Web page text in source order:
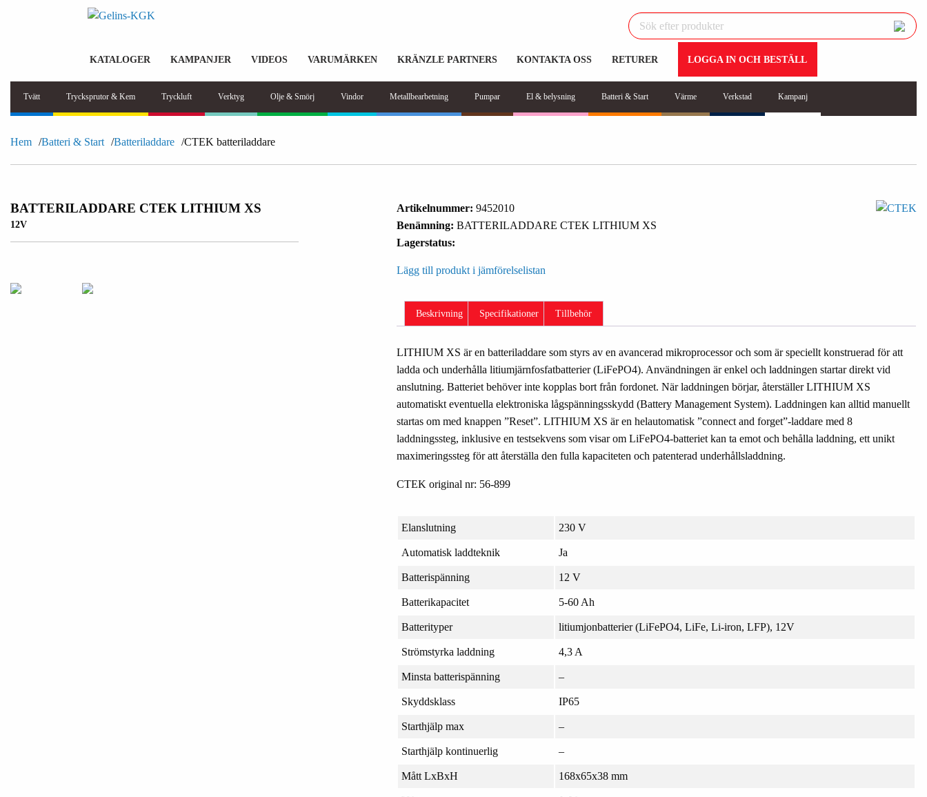
KATALOGER KAMPANJER VIDEOS VARUMÄRKEN KRÄNZLE PARTNERS KONTAKTA OSS RETURER LOGGA IN OCH BESTÄLL
Tvätt Trycksprutor & Kem Tryckluft Verktyg Olje & Smörj Vindor Metallbearbetning Pumpar El & belysning Batteri & Start Värme Verkstad Kampanj
Hem Batteri & Start Batteriladdare CTEK batteriladdare
BATTERILADDARE CTEK LITHIUM XS
12V
Artikelnummer: 9452010
Benämning: BATTERILADDARE CTEK LITHIUM XS
Lagerstatus:
Lägg till produkt i jämförelselistan
Beskrivning Specifikationer Tillbehör
LITHIUM XS är en batteriladdare som styrs av en avancerad mikroprocessor och som är speciellt konstruerad för att
ladda och underhålla litiumjärnfosfatbatterier (LiFePO4). Användningen är enkel och laddningen startar direkt vid
anslutning. Batteriet behöver inte kopplas bort från fordonet. När laddningen börjar, återställer LITHIUM XS
automatiskt eventuella elektroniska lågspänningsskydd (Battery Management System). Laddningen kan alltid manuellt
startas om med knappen ”Reset”. LITHIUM XS är en helautomatisk ”connect and forget”-laddare med 8
laddningssteg, inklusive en testsekvens som visar om LiFePO4-batteriet kan ta emot och behålla laddning, ett unikt
maximeringssteg för att återställa den fulla kapaciteten och patenterad underhållsladdning.
CTEK original nr: 56-899
Elanslutning 230 V
Automatisk laddteknik Ja
Batterispänning 12 V
Batterikapacitet 5-60 Ah
Batterityper litiumjonbatterier (LiFePO4, LiFe, Li-iron, LFP), 12V
Strömstyrka laddning 4,3 A
Minsta batterispänning –
Skyddsklass IP65
Starthjälp max –
Starthjälp kontinuerlig –
Mått LxBxH 168x65x38 mm